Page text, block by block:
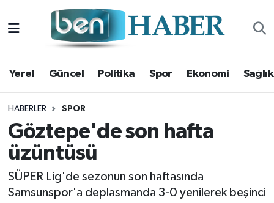
Yerel Güncel Politika Spor Ekonomi Sağlık
HABERLER SPOR
Göztepe'de son hafta
üzüntüsü
SÜPER Lig'de sezonun son haftasında
Samsunspor'a deplasmanda 3-0 yenilerek beşinci
Yerel
Güncel
Politika
Spor
Ekonomi
Hava Durumu
Trafik Durumu
Süper Lig Puan Durumu ve Fikstür
Tüm Manşetler
Son Dakika Haberleri